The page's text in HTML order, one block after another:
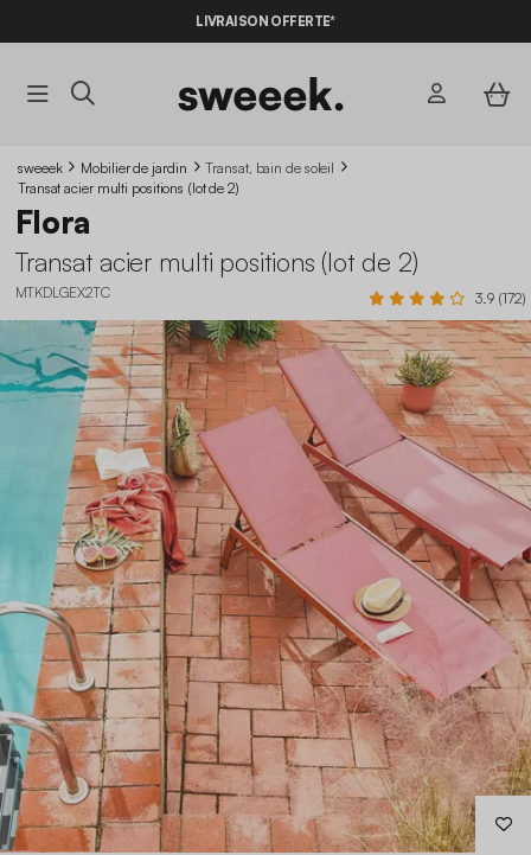
LIVRAISON OFFERTE*
sweeek Mobilier de jardin
Transat, bain de soleil
Transat acier multi positions (lot de 2)
Flora
Transat acier multi positions (lot de 2)
MTKDLGEX2TC 3.9 (172)